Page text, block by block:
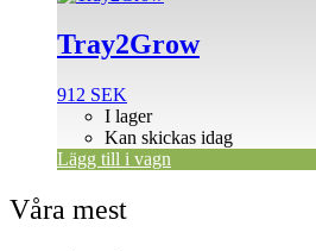
Tray2Grow
912 SEK
I lager
Kan skickas idag
Lägg till i vagn
Våra mest